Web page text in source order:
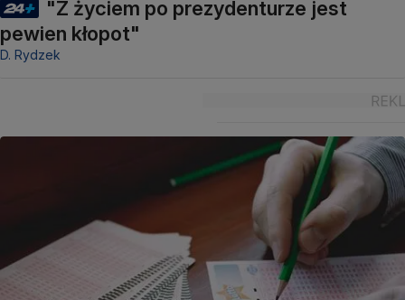
"Z życiem po prezydenturze jest
pewien kłopot"
D. Rydzek